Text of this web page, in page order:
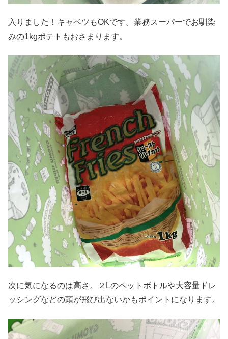
入りました！キャベツもOKです。業務スーパーでお馴染
みの1kgポテトもおさまります。
次に気になるのは高さ。２Lのペットボトルや大容量ドレ
ッシングなどの頭が飛び出ないかもポイントになります。